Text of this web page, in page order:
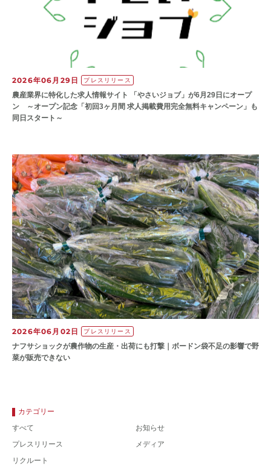
2026年06月29日 プレスリリース
農産業界に特化した求人情報サイト 「やさいジョブ」が6月29日にオープ
ン ～オープン記念「初回3ヶ月間 求人掲載費用完全無料キャンペーン」も
同日スタート～
2026年06月02日 プレスリリース
ナフサショックが農作物の⽣産・出荷にも打撃｜ボードン袋不⾜の影響で野
菜が販売できない
カテゴリー
すべて
お知らせ
プレスリリース
メディア
リクルート